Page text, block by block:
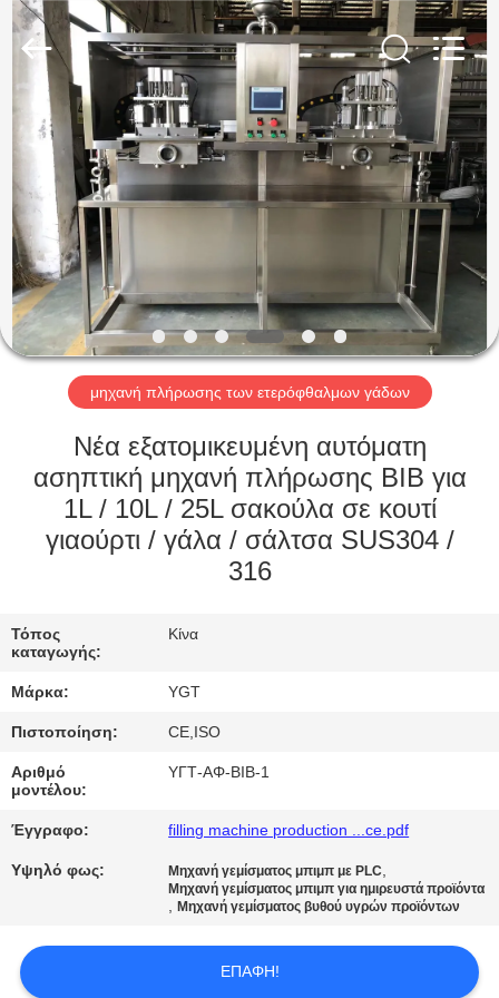
ΣΠΊΤΙ
ΠΡΟΪΌΝΤΑ
ΒΊΝΤΕΟ
ΕΜΦΆΝΙΣΗ
VR
ΠΕΡΊΠΟΥ
ΕΜΕΊΣ
ΓΎΡΟΣ
ΠΟΙΟΤΙΚΌΣ
ΈΛΕΓΧΟΣ
ΕΛΆΤΕ
ΣΕ
ΕΠΑΦΉ
ΕΙΔΉΣΕΙΣ
IMP.&EXP.
CO.,LTD.
Rights
Reserved.
Developed
μηχανή πλήρωσης των ετερόφθαλμων γάδων
Νέα εξατομικευμένη αυτόματη
ασηπτική μηχανή πλήρωσης BIB για
1L / 10L / 25L σακούλα σε κουτί
γιαούρτι / γάλα / σάλτσα SUS304 /
316
Τόπος
καταγωγής:
Κίνα
Μάρκα: YGT
Πιστοποίηση: CE,ISO
Αριθμό
μοντέλου:
ΥΓΤ-ΑΦ-ΒΙΒ-1
Έγγραφο: filling machine production ...ce.pdf
Υψηλό φως: Μηχανή γεμίσματος μπιμπ με PLC,
Μηχανή γεμίσματος μπιμπ για ημιρευστά προϊόντα
,Μηχανή γεμίσματος βυθού υγρών προϊόντων
ΕΠΑΦΉ!